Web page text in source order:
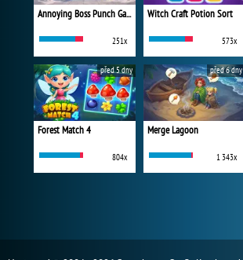
Annoying Boss Punch Game
251x
Witch Craft Potion Sort
573x
Forest Match 4
804x
před 5 dny
Merge Lagoon
1 343x
před 6 dny